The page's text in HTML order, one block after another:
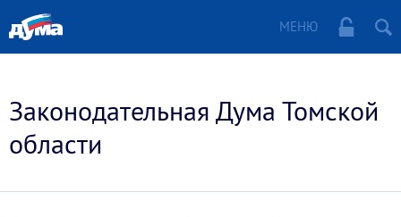
МЕНЮ
Законодательная Дума Томской
области